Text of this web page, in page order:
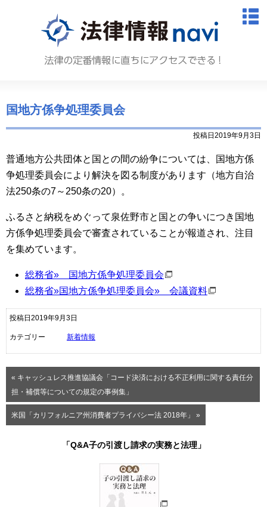
法律情
国地方係争処理委員会
投稿日2019年9月3日
普通地方公共団体と国との間の紛争については、国地方係
争処理委員会により解決を図る制度があります（地方自治
法250条の7～ 250条の20）。
ふるさと納税をめぐって泉佐野市と国との争いにつき国地
方係争処理委員会で審査されていることが報道され、注目
を集めています。
総務省» 国地方係争処理委員会
総務省»国地方係争処理委員会» 会議資料
投稿日2019年9月3日
カテゴリー 新着情報
« キャッシュレス推進協議会「コード決済における不正利用に関する責任分
担・補償等についての規定の事例集」
米国「カリフォルニア州消費者プライバシー法 2018年」 »
「Q&A子の引渡し請求の実務と法理」